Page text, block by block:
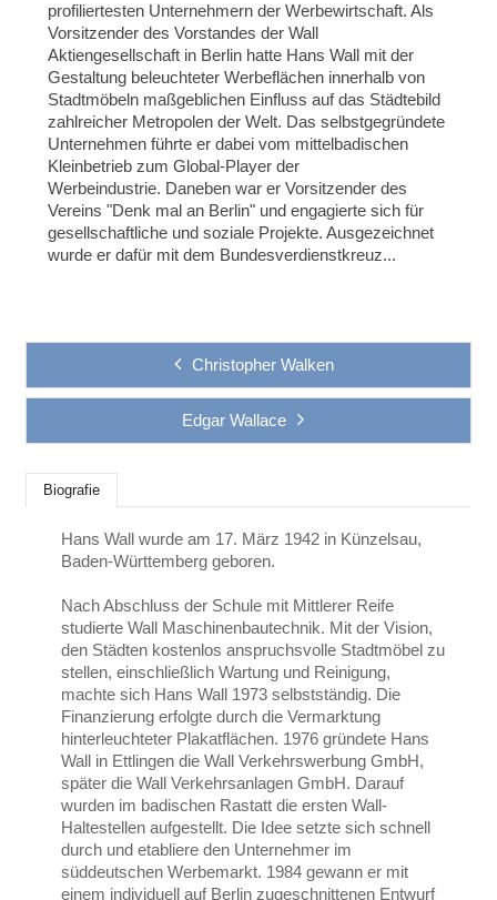
profiliertesten Unternehmern der Werbewirtschaft. Als
Vorsitzender des Vorstandes der Wall
Aktiengesellschaft in Berlin hatte Hans Wall mit der
Gestaltung beleuchteter Werbeflächen innerhalb von
Stadtmöbeln maßgeblichen Einfluss auf das Städtebild
zahlreicher Metropolen der Welt. Das selbstgegründete
Unternehmen führte er dabei vom mittelbadischen
Kleinbetrieb zum Global-Player der
Werbeindustrie. Daneben war er Vorsitzender des
Vereins "Denk mal an Berlin" und engagierte sich für
gesellschaftliche und soziale Projekte. Ausgezeichnet
wurde er dafür mit dem Bundesverdienstkreuz...
Christopher Walken
Edgar Wallace
Biografie
Hans Wall wurde am 17. März 1942 in Künzelsau,
Baden-Württemberg geboren.
Nach Abschluss der Schule mit Mittlerer Reife
studierte Wall Maschinenbautechnik. Mit der Vision,
den Städten kostenlos anspruchsvolle Stadtmöbel zu
stellen, einschließlich Wartung und Reinigung,
machte sich Hans Wall 1973 selbstständig. Die
Finanzierung erfolgte durch die Vermarktung
hinterleuchteter Plakatflächen. 1976 gründete Hans
Wall in Ettlingen die Wall Verkehrswerbung GmbH,
später die Wall Verkehrsanlagen GmbH. Darauf
wurden im badischen Rastatt die ersten Wall-
Haltestellen aufgestellt. Die Idee setzte sich schnell
durch und etabliere den Unternehmer im
süddeutschen Werbemarkt. 1984 gewann er mit
einem individuell auf Berlin zugeschnittenen Entwurf